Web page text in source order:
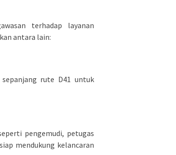
terhadap layanan
antara lain:
rute D41 untuk
pengemudi, petugas
mendukung kelancaran